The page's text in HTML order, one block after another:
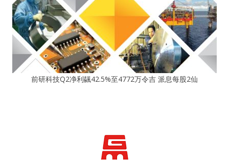
前研科技Q2净利飊42.5%至4772万令吉 派息每股2仙